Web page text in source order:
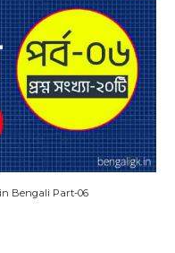
in Bengali Part-06